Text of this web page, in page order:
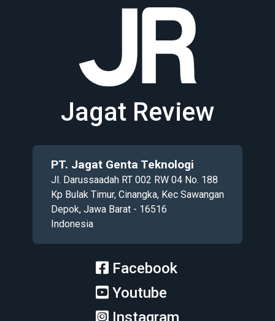
Jagat Review
PT. Jagat Genta Teknologi
Jl. Darussaadah RT 002 RW 04 No. 188
Kp Bulak Timur, Cinangka, Kec Sawangan
Depok, Jawa Barat - 16516
Indonesia
Facebook
Youtube
Instagram